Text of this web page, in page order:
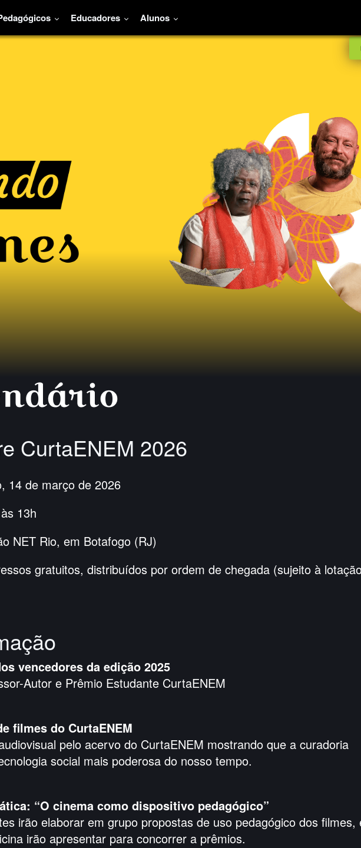
Educadores Alunos
CurtaENEM 2026
14 de março de 2026
13h
NET Rio, em Botafogo (RJ)
gratuitos, distribuídos por ordem de chegada (sujeito à
vencedores da edição 2025
Autor e Prêmio Estudante CurtaENEM
filmes do CurtaENEM
pelo acervo do CurtaENEM mostrando que a curadoria
social mais poderosa do nosso tempo.
“O cinema como dispositivo pedagógico”
irão elaborar em grupo propostas de uso pedagógico dos filmes,
irão apresentar para concorrer a prêmios.